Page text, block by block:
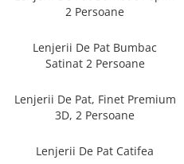
2
2 Persoane
Lenjerii De Pat Bumbac
Satinat 2 Persoane
Lenjerii De Pat, Finet Premium
3D, 2 Persoane
Lenjerii De Pat Catifea